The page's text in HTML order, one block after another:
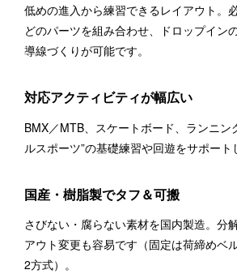
低めの進入から練習できるレイアウト。
どのパーツを組み合わせ、ドロップイン
導線づくりが可能です。
対応アクティビティが幅広い
BMX／MTB、スケートボード、ランニン
ルスポーツ”の基礎練習や回遊をサポート
国産・樹脂製でタフ＆可搬
さびない・腐らない素材を国内製造。分
アウト変更も容易です（固定は荷締めベ
2方式）。